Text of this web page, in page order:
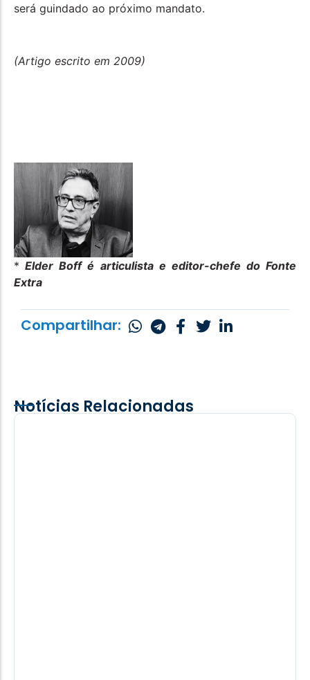
será guindado ao próximo mandato.
(Artigo escrito em 2009)
* Elder Boff é articulista e editor-chefe do Fonte
Extra
Compartilhar:
Notícias Relacionadas